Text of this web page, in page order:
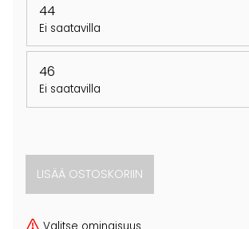
44
Ei saatavilla
46
Ei saatavilla